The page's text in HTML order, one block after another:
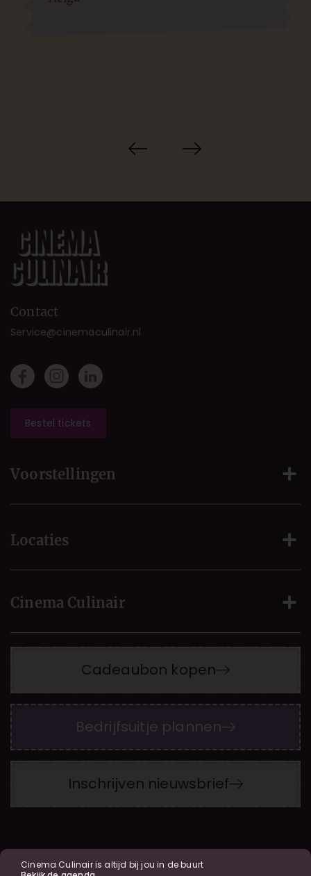
Cinema Culinair is altijd bij jou in de buurt
Contact
Service@cinemaculinair.nl
Bestel tickets
Voorstellingen
Locaties
Cinema Culinair
Cadeaubon kopen
Bedrijfsuitje plannen
Inschrijven nieuwsbrief
© 2026 Cinema Culinair| Webdesign byWP Masters
Algemene voorwaarden|Privacybeleid